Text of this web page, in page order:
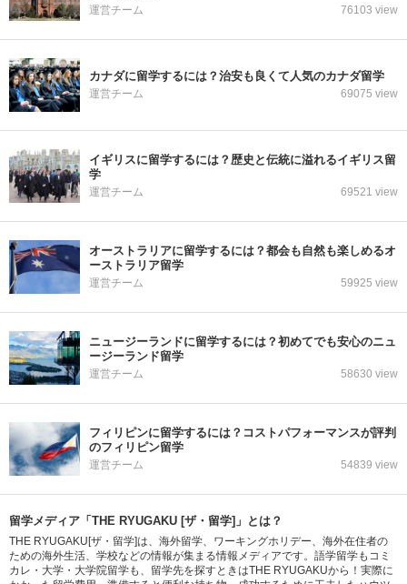
運営チーム 76103 view
カナダに留学するには？治安も良くて人気のカナダ留学
運営チーム 69075 view
イギリスに留学するには？歴史と伝統に溢れるイギリス留
学
運営チーム 69521 view
オーストラリアに留学するには？都会も自然も楽しめるオ
ーストラリア留学
運営チーム 59925 view
ニュージーランドに留学するには？初めてでも安心のニュ
ージーランド留学
運営チーム 58630 view
フィリピンに留学するには？コストパフォーマンスが評判
のフィリピン留学
運営チーム 54839 view
留学メディア「THE RYUGAKU [ザ・留学]」とは？
THE RYUGAKU[ザ・留学]は、海外留学、ワーキングホリデー、海外在住者の
ための海外生活、学校などの情報が集まる情報メディアです。語学留学もコミ
カレ・大学・大学院留学も、留学先を探すときはTHE RYUGAKUから！実際に